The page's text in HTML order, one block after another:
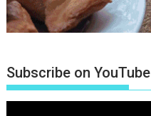
Subscribe on YouTube